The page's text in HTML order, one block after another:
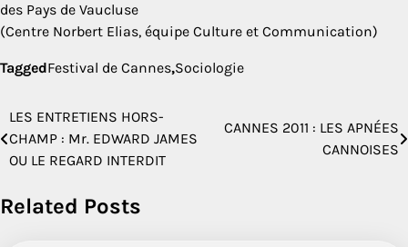
des Pays de Vaucluse
(Centre Norbert Elias, équipe Culture et Communication)
TaggedFestival de Cannes,Sociologie
Navigation
de
LES ENTRETIENS HORS-
CHAMP : Mr. EDWARD JAMES
OU LE REGARD INTERDIT
CANNES 2011 : LES APNÉES
CANNOISES
Related Posts